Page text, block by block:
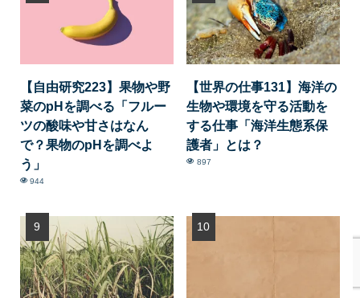
【自由研究223】果物や野
菜のpHを調べる「フルー
ツの酸味や甘さはなん
で？果物のpHを調べよ
う」
944
【世界の仕事131】海洋の
生物や環境を守る活動を
する仕事「海洋生態系保
護者」とは？
897